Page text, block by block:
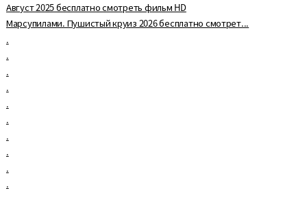
Август 2025 бесплатно смотреть фильм HD
Марсупилами. Пушистый круиз 2026 бесплатно смотрет...
.
.
.
.
.
.
.
.
.
.